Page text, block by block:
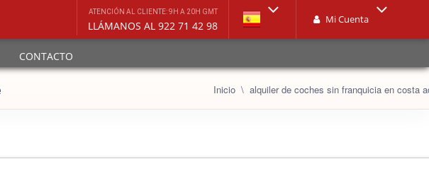
ATENCIÓN AL CLIENTE: 9H A 20H GMT
LLÁMANOS AL 922 71 42 98 Mi Cuenta
CONTACTO
Inicio alquiler de coches sin franquicia en costa